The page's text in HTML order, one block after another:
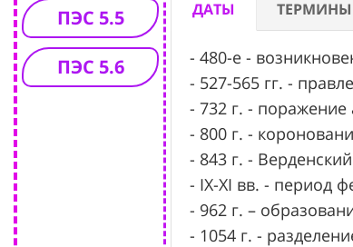
ПЭС 5.5
ПЭС 5.6
ДАТЫ ТЕРМИНЫ
- 480-е -
- 527-565 гг. -
- 732 г. -
- 800 г. -
- 843 г. -
- IX-XI вв. - период
- 962 г. –
- 1054 г. -